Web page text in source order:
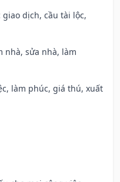
giao dịch, cầu tài lộc,
nhà, sửa nhà, làm
làm phúc, giá thú, xuất